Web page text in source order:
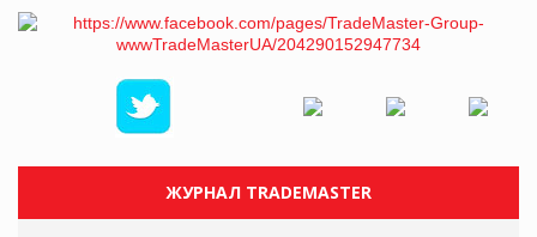
ЖУРНАЛ TRADEMASTER